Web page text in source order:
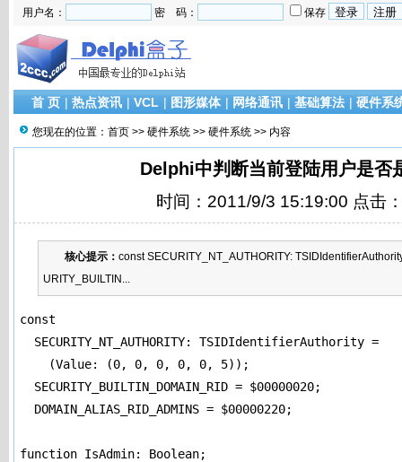
用户名： 密 码： 保存
首 页 | 热点资讯 | VCL | 图形媒体 | 网络通讯 | 基础算法 | 硬件系
您现在的位置： 首页 >> 硬件系统 >> 硬件系统 >> 内容
Delphi中判断当前登陆用户是否
时间：2011/9/3 15:19:00 点击
核心提示： const SECURITY_NT_AUTHORITY:
URITY_BUILTIN...
const
SECURITY_NT_AUTHORITY: TSIDIdentifierAuthority =
(Value: (0, 0, 0, 0, 0, 5));
SECURITY_BUILTIN_DOMAIN_RID = $00000020;
DOMAIN_ALIAS_RID_ADMINS = $00000220;
function IsAdmin: Boolean;